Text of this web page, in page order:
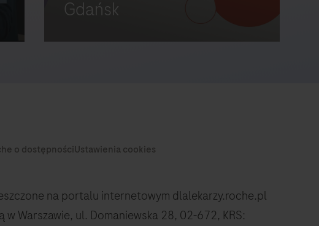
na portalu internetowym dlalekarzy.roche.pl
Warszawie, ul. Domaniewska 28, 02-672, KRS: